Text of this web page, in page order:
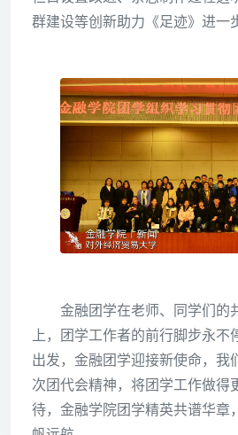
群建设等创新助力《足迹》进一
金融团学在老师、同学们的
上，团学工作者的前行脚步永
出发，金融团学迎接新使命，我
次团代会精神，将团学工作做得
待，金融学院团学精英共谱华章